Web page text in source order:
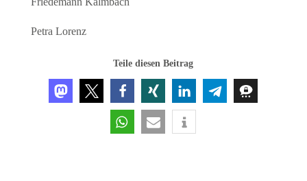
Petra Lorenz
Teile diesen Beitrag